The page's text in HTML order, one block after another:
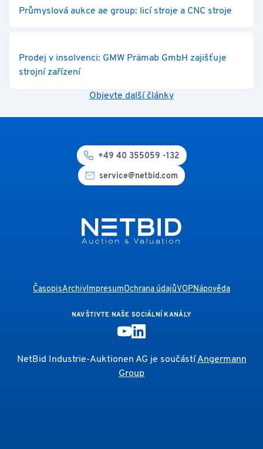
Průmyslová aukce ae group: licí stroje a CNC stroje
Prodej v insolvenci: GMW Prämab GmbH zajišťuje
strojní zařízení
Objevte další články
+49 40 355059 -132
service@netbid.com
ČasopisArchivImpresumOchrana údajůVOPNápověda
NAVŠTIVTE NAŠE SOCIÁLNÍ KANÁLY
NetBid Industrie-Auktionen AG je součástíAngermann
Group